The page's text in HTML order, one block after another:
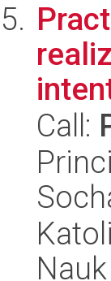
Call: